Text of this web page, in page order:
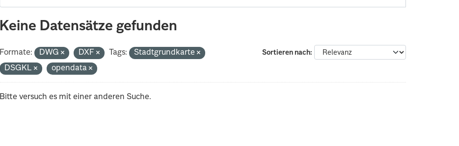
Keine Datensätze gefunden
Sortieren nach
Formate: DWG DXF Tags:
Stadtgrundkarte
DSGKL
opendata
Bitte versuch es mit einer anderen Suche.